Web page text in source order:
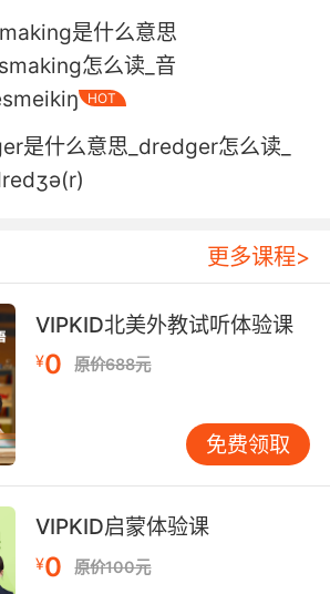
it and hoped that that
望能毁了它
the blood on my hands. I
stabbed over and over,
还被折磨过
it's drenched in the blood
浸泡了咱们族人的血
until the land is drenched in
是什么意思
怎么读_音
HOT
是什么意思_dredger怎么读_
更多课程>
VIPKID北美外教试听体验课
¥0 原价688元
免费领取
VIPKID启蒙体验课
¥0 原价100元